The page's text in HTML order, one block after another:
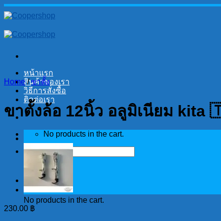
Skip
to
หน้าแรก
สินค้าของเรา
วิธีการสั่งซื้อ
ติดต่อเรา
No products in the cart.
Search
for:
Cart
No products in the cart.
Home / ขาตั้ง
ขาตั้งล้อ 12นิ้ว อลูมิเนียม kita
230.00 ฿